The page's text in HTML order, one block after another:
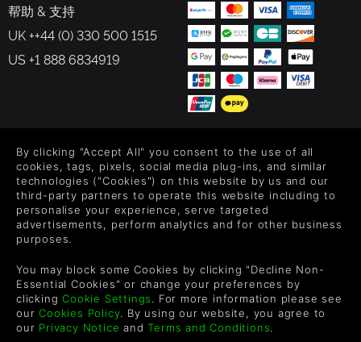
帮助 & 支持
UK ++44 (0) 330 500 1515
US +1 888 6834919
FOLLOW US
Level up your inbox: Get emails for new releases, sales,
wishlists, and XP offers on games.
Green Man Gaming. You can unsubscribe via the link provided in
each email.
By clicking "Accept All" you consent to the use of all
cookies, tags, pixels, social media plug-ins, and similar
technologies ("Cookies") on this website by us and our
third-party partners to operate this website including to
personalise your experience, serve targeted
advertisements, perform analytics and for other business
purposes.
You may block some Cookies by clicking "Decline Non-
Essential Cookies" or change your preferences by
clickingCookie Settings. For more information please see
ourCookies Policy. By using our website, you agree to
our Privacy Notice andTerms and Conditions.